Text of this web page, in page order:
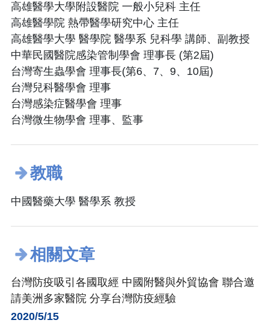
高雄醫學大學附設醫院 一般小兒科 主任
高雄醫學院 熱帶醫學研究中心 主任
高雄醫學大學 醫學院 醫學系 兒科學 講師、副教授
中華民國醫院感染管制學會 理事長 (第2屆)
台灣寄生蟲學會 理事長(第6、7、9、10屆)
台灣兒科醫學會 理事
台灣感染症醫學會 理事
台灣微生物學會 理事、監事
教職
中國醫藥大學 醫學系 教授
相關文章
台灣防疫吸引各國取經 中國附醫與外貿協會 聯合邀
請美洲多家醫院 分享台灣防疫經驗
2020/5/15